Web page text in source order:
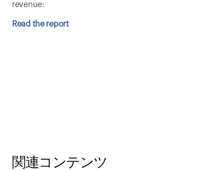
revenue:
Read the report
関連コンテンツ